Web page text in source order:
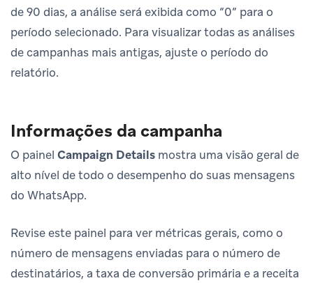
de 90 dias, a análise será exibida como “0” para o
período selecionado. Para visualizar todas as análises
de campanhas mais antigas, ajuste o período do
relatório.
Informações da campanha
O painel Campaign Details mostra uma visão geral de
alto nível de todo o desempenho do suas mensagens
do WhatsApp.
Revise este painel para ver métricas gerais, como o
número de mensagens enviadas para o número de
destinatários, a taxa de conversão primária e a receita